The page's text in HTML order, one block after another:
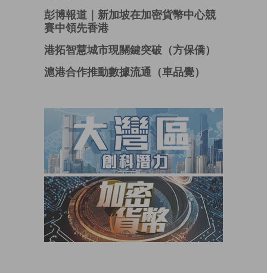
彭博報道｜新加坡在加密貨幣中心競
賽中領先香港
港拓智慧城市現關鍵突破（方保僑）
滬港合作推動數據流通（車品覺）